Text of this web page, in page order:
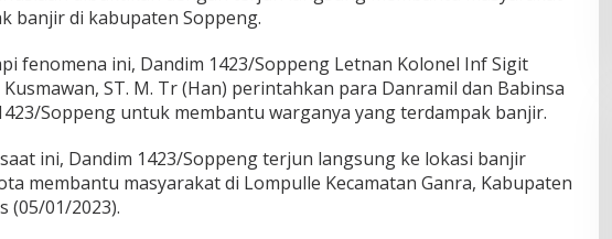
banjir di kabupaten Soppeng.
fenomena ini, Dandim 1423/Soppeng Letnan Kolonel Inf Sigit
ST. M. Tr (Han) perintahkan para Danramil dan Babinsa
Soppeng untuk membantu warganya yang terdampak banjir.
ini, Dandim 1423/Soppeng terjun langsung ke lokasi banjir
membantu masyarakat di Lompulle Kecamatan Ganra, Kabupaten
(05/01/2023).